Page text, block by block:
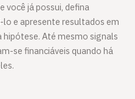
você já possui, defina
e apresente resultados em
hipótese. Até mesmo signals
se financiáveis quando há